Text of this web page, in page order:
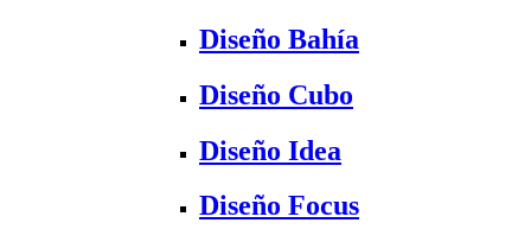
Diseño Bahía
Diseño Cubo
Diseño Idea
Diseño Focus